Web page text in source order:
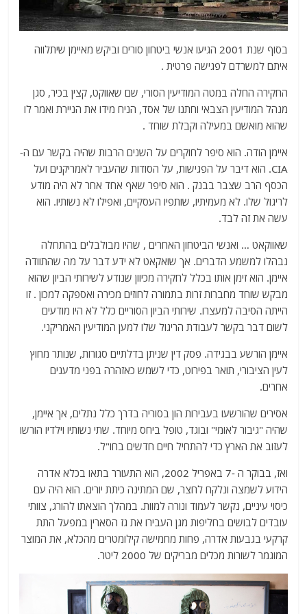
בסוף שנת 2001 הגיעו אנשי ביטחון סורים וביקש מאיימן שיתלווה
איתם למשרדם לפגישה פרטית .
החקירה החלה במטה המודיעין הסורי, שם שאווקט, קצין בכיר, סגן
מנהל המודיעין הצבאי וחתנו של אסד, הניח מידו את הניירת ואמר לו
שהוא מואשם במעילה וקבלת שוחד .
איימן הודה. הוא סיפר לחוקרים על השנים הרבות שהיה בקשר עם ה-
CIA. הוא דיבר על הפגישות, על הסודות שהעביר לאמריקנים ועל
הכסף הרב שצבר בבנק . הוא סיפר שאף אחד אחר לא היה מודע
לריגול שלו. לא מעמיתיו, שותפיו העסקיים, ואפילו לא נשותיו. הוא
עשה את זה לבד.
שאווקאט … ואנשי הביטחון האחרים , שהיו מבולבלים בהתחלה
נבהלו למשמע הדברים. אך שואקאט לא ידע דבר על מה שהתוודה
איימן. הוא זימן אותו בכלל לחקירה מכיוון שנודע לשירותי הביון שהוא
מבקש שוחד מחברות זרות בתמורה לחוזים מכירה ואספקה למכון . זו
הייתה הסיבה למעצרו. שירותי הביון הסוריים כלל לא היו מודעים
לשום דבר בקשר לעבודת הריגול שלו למען המודיעין האמריקני.
איימן הורשע בבגידה. פסק דין שניתן בדלתיים סגורות, שנותר מחוץ
לעין הציבורי, תואר בפירוט, כדי לשמש כאזהרה בפני מדענים
אחרים.
אסירים שהורשעו בעבירות הון בסוריה בדרך כלל נתלים, אך איימן,
שהיה "גיבור לאומי" ובוגד, טופל ביחס מיוחד. שתי נשותיו וילדיו הורשו
לעזוב את הארץ כדי להתחיל חיים חדשים בחו"ל.
ואז, בבוקר ה -7 באפריל 2002, הוא התעורר בתאו בכלא אדרה
הידוע לשמצה ונלקח לחצר, שם המתינה כיתת יורים. הוא היה עם
כיסוי עיניים, נקשר לעמוד ונורה למוות. במהלך הוצאתו להורג, צוותי
עובדים לבושים בחליפות מגן העבירו את גז הסארין במפעל התת
קרקעי בגבעות אדרה, פחות מחמישה קילומטרים מהכלא, את המוצר
המוגמר לשורות מכלים מבריקים של 2000 ליטר.